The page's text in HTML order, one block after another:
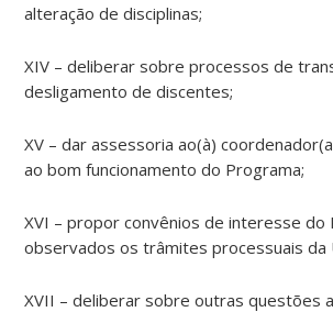
alteração de disciplinas;
XIV – deliberar sobre processos de
desligamento de discentes;
XV – dar assessoria ao(à)
ao bom funcionamento do Programa;
XVI – propor convênios de interesse do
observados os trâmites processuais da
XVII – deliberar sobre outras questões